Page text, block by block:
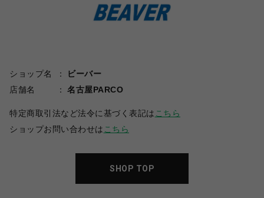
ショップ名
ビーバー
店舗名
名古屋PARCO
特定商取引法など法令に基づく表記は こちら
ショップお問い合わせは こちら
SHOP TOP